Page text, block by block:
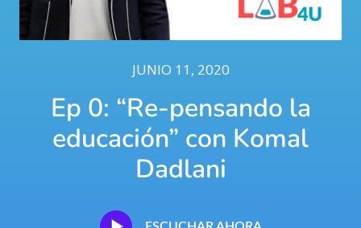
JUNIO 11, 2020
Ep 0: “Re-pensando la
educación” con Komal
Dadlani